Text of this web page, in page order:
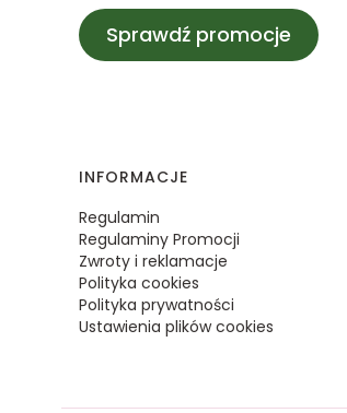
Sprawdź promocje
Linki w stopce
INFORMACJE
Regulamin
Regulaminy Promocji
Zwroty i reklamacje
Polityka cookies
Polityka prywatności
Ustawienia plików cookies